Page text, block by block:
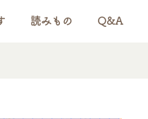
読みもの Q&A